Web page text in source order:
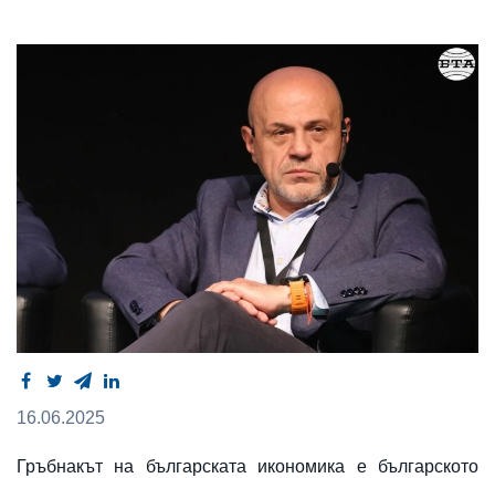
16.06.2025
Гръбнакът на българската икономика е българското